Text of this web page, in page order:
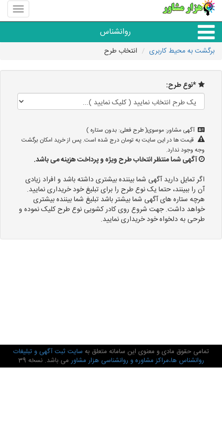
منوی
سایت
مشاور
روانشناس
گروه روانشناسی
برگشت به محیط کاربری انتخاب طرح
*نوع طرح:
آگهی مشاور: موسوی( طرح فعلی: بدون ستاره )
قیمت ها در این سایت به تومان درج شده است. پس از خرید امکان برگشت
وجه وجود ندارد.
آگهی شما منتظر انتخاب طرح ویژه و پرداخت هزینه می باشد.
اگر تمایل دارید آگهی شما بیننده بیشتری داشته باشد و افراد زیادی
آن را ببینند، حتما یک نوع طرح را برای تبلیغ خود خریداری نمایید.
هرچه ستاره های آگهی شما بیشتر باشد تبلیغ شما بیننده بیشتری
خواهد داشت. جهت شروع روی کادر کشویی نوع طرح کلیک نموده و
طرحی به دلخواه خود خریداری نمایید.
تمامی حقوق مادی و معنوی این سامانه متعلق به سایت ثبت آگهی و تبلیغات
روانشناس ها،مراکز مشاوره و روانشناسی هزار مشاور می باشد. نسخه 39